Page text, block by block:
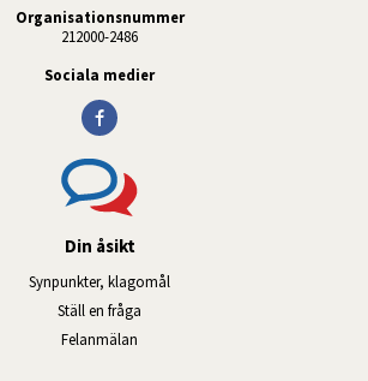
Organisationsnummer
212000-2486
Sociala medier
Din åsikt
Synpunkter, klagomål
Ställ en fråga
Felanmälan